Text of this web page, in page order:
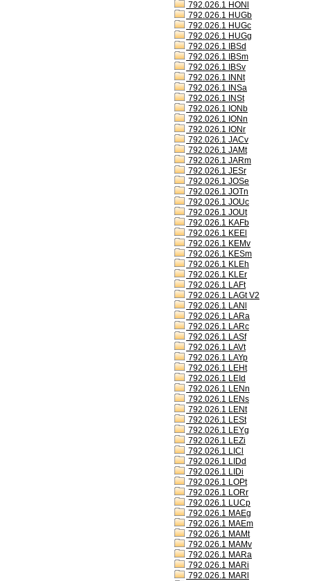
792.026.1 HONl
792.026.1 HUGb
792.026.1 HUGc
792.026.1 HUGg
792.026.1 IBSd
792.026.1 IBSm
792.026.1 IBSv
792.026.1 INNt
792.026.1 INSa
792.026.1 INSt
792.026.1 IONb
792.026.1 IONn
792.026.1 IONr
792.026.1 JACv
792.026.1 JAMt
792.026.1 JARm
792.026.1 JESr
792.026.1 JOSe
792.026.1 JOTn
792.026.1 JOUc
792.026.1 JOUt
792.026.1 KAFb
792.026.1 KEEl
792.026.1 KEMv
792.026.1 KESm
792.026.1 KLEh
792.026.1 KLEr
792.026.1 LAFt
792.026.1 LAGt V2
792.026.1 LANl
792.026.1 LARa
792.026.1 LARc
792.026.1 LASf
792.026.1 LAVt
792.026.1 LAYp
792.026.1 LEHt
792.026.1 LEId
792.026.1 LENn
792.026.1 LENs
792.026.1 LENt
792.026.1 LESt
792.026.1 LEYg
792.026.1 LEZi
792.026.1 LICl
792.026.1 LIDd
792.026.1 LIDi
792.026.1 LOPt
792.026.1 LORr
792.026.1 LUCp
792.026.1 MAEg
792.026.1 MAEm
792.026.1 MAMt
792.026.1 MAMv
792.026.1 MARa
792.026.1 MARi
792.026.1 MARl